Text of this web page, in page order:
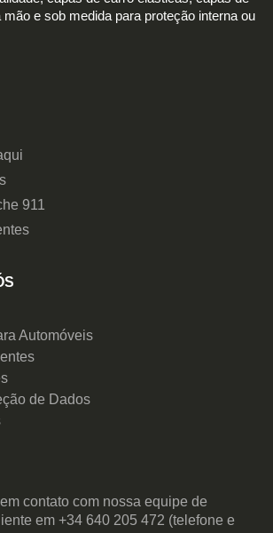
e sob medida para proteção interna ou
911
Automóveis
de Dados
contato com nossa equipe de
em +34 640 205 472 (telefone e